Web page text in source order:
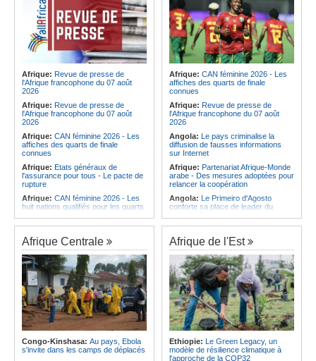
Afrique: Revue de presse de
l'Afrique francophone du 07 août
2026
Afrique: Revue de presse de
l'Afrique francophone du 07 août
2026
Afrique: CAN féminine 2026 - Les
affiches des quarts de finale
connues
Afrique: Etats généraux de
l'assurance pour tous - Le pacte de
rupture
Afrique: CAN féminine 2026 - Les
huit nations qualifiés pour les quarts
Afrique:Comment mieux élever
ses enfants ? Voici les résultats d'un
projet testé dans huit pays africains
Afrique:La LSF salue le lancement
du premier ETF obligataire
souverain africain (USD) disponible
en Europe
Afrique:Promesse de la finale de la
Coupe du Monde 2030 au Maroc -
Infantino marquera-t-il le but de son
maintien ?
Afrique:Partenariat Afrique-Monde
arabe - Des mesures adoptées pour
relancer la coopération
Afrique: CAN féminine 2026 - Les
affiches des quarts de finale
connues
Afrique: Revue de presse de
l'Afrique francophone du 07 août
2026
Angola: Le pays criminalise la
diffusion de fausses informations
sur Internet
Afrique: Partenariat Afrique-Monde
arabe - Des mesures adoptées pour
relancer la coopération
Angola: Le Primeiro d'Agosto
conforte sa place de leader du
Angola:Le ministre des
Ressources minérales reconnaît
une pénurie de carburants au pays
Angola:Boxe - Elder Liduema se
qualifie pour les quarts de finale
Angola: Handball - Le pays s'incline
face à la Guinée dans les matches
de classement
Angola:Football - L'Interclube
corrige le Kabuscorp en match de
préparation
Angola:Des experts prélèvent des
échantillons pour identifier les
Afrique Centrale
Congo-Kinshasa: Au pays, Ebola
s'invite dans les camps de déplacés
Afrique de l'Est
Ethiopie: Le Green Legacy, un
modèle de résilience climatique à
l'approche de la COP32